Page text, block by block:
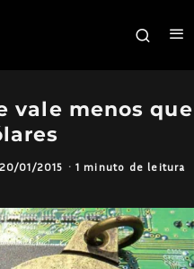
vale menos que
20/01/2015 · 1 minuto de leitura